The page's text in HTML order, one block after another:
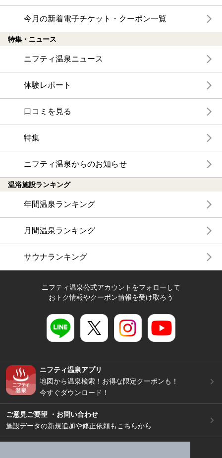
今月の新着電子チケット・クーポン一覧
特集・ニュース
ニフティ温泉ニュース
体験レポート
口コミを見る
特集
ニフティ温泉からのお知らせ
温浴施設ランキング
年間温泉ランキング
月間温泉ランキング
サウナランキング
ニフティ温泉公式アカウントをフォローして
おトク情報やクーポン情報を受け取ろう
ニフティ温泉アプリ
地図から温泉検索！お得な限定クーポンも！
今すぐダウンロード！
ご意見ご要望 ・お問い合わせ
施設データの新規追加や修正依頼もこちらから